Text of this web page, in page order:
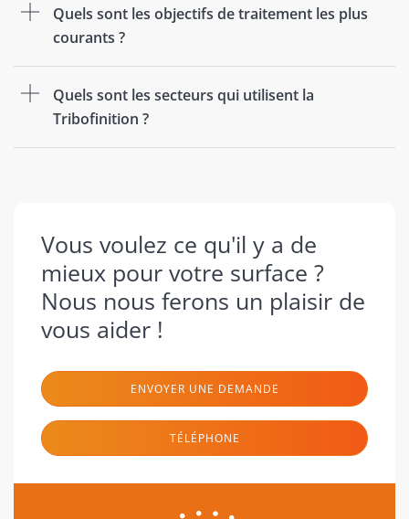
Quels sont les objectifs de traitement les plus
courants ?
Quels sont les secteurs qui utilisent la
Tribofinition ?
Vous voulez ce qu'il y a de
mieux pour votre surface ?
Nous nous ferons un plaisir de
vous aider !
ENVOYER UNE DEMANDE
TÉLÉPHONE